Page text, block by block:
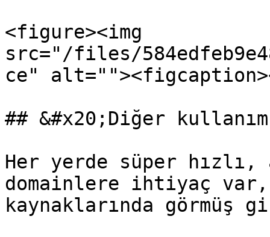
<figure><img
src="/files/
ce"
## &#x20;Diğer
Her yerde süper hızlı,
domainlere ihtiyaç
kaynaklarında görmüş